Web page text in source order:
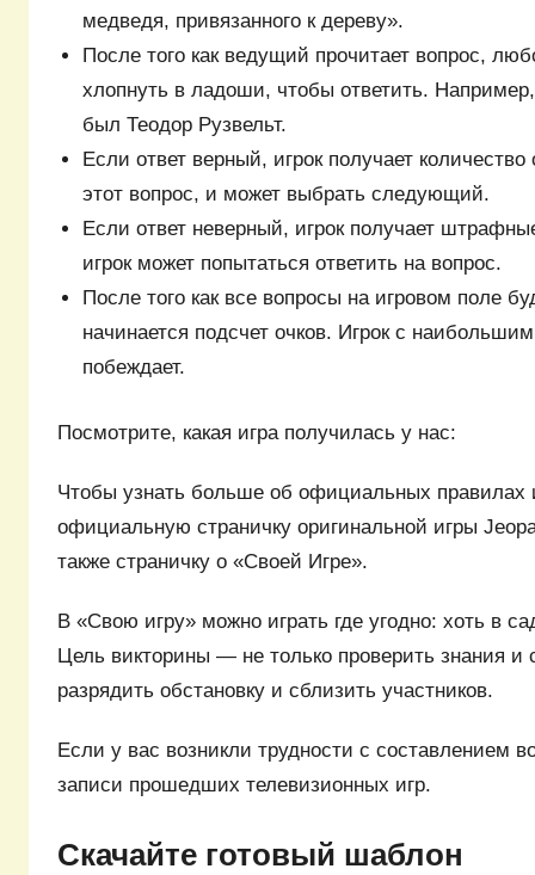
медведя, привязанного к дереву».
После того как ведущий прочитает вопрос,
хлопнуть в ладоши, чтобы ответить.
был Теодор Рузвельт.
Если ответ верный, игрок получает
этот вопрос, и может выбрать следующий.
Если ответ неверный, игрок получает
игрок может попытаться ответить на вопрос.
После того как все вопросы на игровом поле
начинается подсчет очков. Игрок с
побеждает.
Посмотрите, какая игра получилась у нас:
Чтобы узнать больше об официальных правилах
официальную страничку оригинальной игры
также страничку о «Своей Игре».
В «Свою игру» можно играть где угодно: хоть в
Цель викторины — не только проверить знания и
разрядить обстановку и сблизить участников.
Если у вас возникли трудности с составлением
записи прошедших телевизионных игр.
Скачайте готовый шаблон